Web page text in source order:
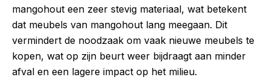
mangohout een zeer stevig materiaal, wat betekent
dat meubels van mangohout lang meegaan. Dit
vermindert de noodzaak om vaak nieuwe meubels te
kopen, wat op zijn beurt weer bijdraagt aan minder
afval en een lagere impact op het milieu.